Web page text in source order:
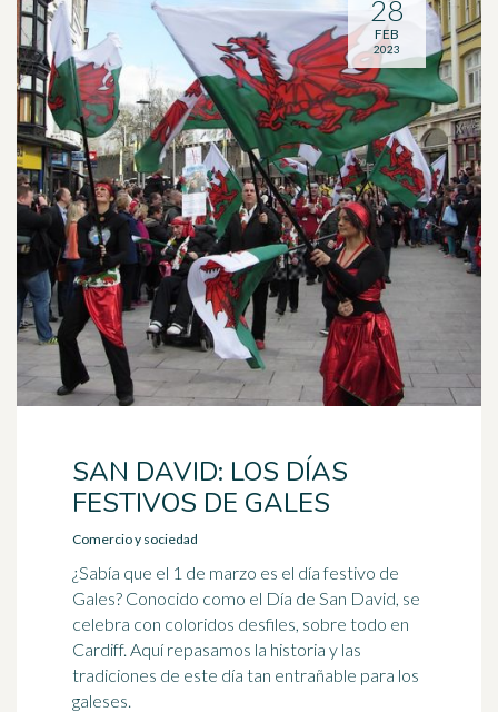
SAN DAVID: LOS DÍAS
FESTIVOS DE GALES
Comercio y sociedad
¿Sabía que el 1 de marzo es el día festivo de
Gales? Conocido como el Día de San David, se
celebra con coloridos desfiles, sobre todo en
Cardiff. Aquí repasamos la historia y las
tradiciones de este día tan entrañable para los
galeses.
28
FEB
2023